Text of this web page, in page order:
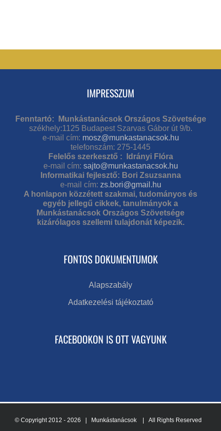
IMPRESSZUM
Fenntartó: Munkástanácsok Országos Szövetsége
székhely:1125 Budapest Szarvas Gábor út 9/b.
e-mail cím: mosz@munkastanacsok.hu
telefonszám: 275-1445
Felelős szerkesztő : Idrányi Flóra
e-mail cím: sajto@munkastanacsok.hu
Informatikai fejlesztő: Bori Zsuzsanna
e-mail cím: zs.bori@gmail.hu
A honlapon közzétett szakmai, tudományos és
egyéb jellegű cikkek, tanulmányok a
Munkástanácsok Országos Szövetsége
kizárólagos szellemi tulajdonát képezik.
FONTOS DOKUMENTUMOK
Alapszabály
Adatkezelési tájékoztató
FACEBOOKON IS OTT VAGYUNK
© Copyright 2012 - 2026 | Munkástanácsok | All Rights Reserved